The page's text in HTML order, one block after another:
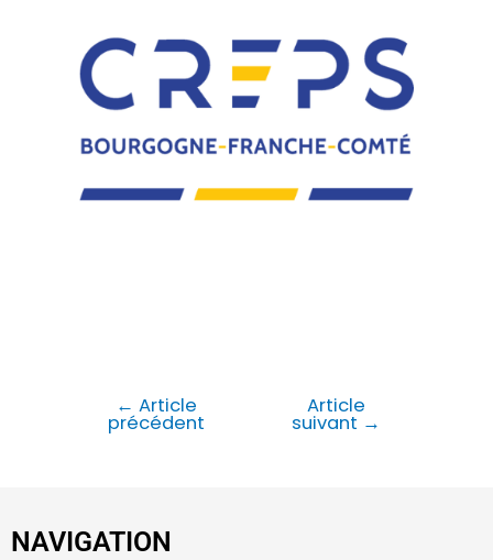
← Article
précédent
Article
suivant →
NAVIGATION